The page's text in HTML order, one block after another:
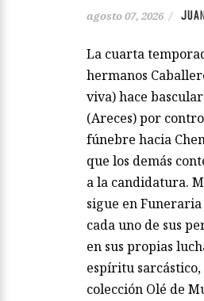
agosto 07, 2026 /
La cuarta
hermanos
viva) hace
(Areces) por
fúnebre hacia
que los demás
a la candidatura.
sigue en
cada uno de sus
en sus propias
espíritu
colección Olé de